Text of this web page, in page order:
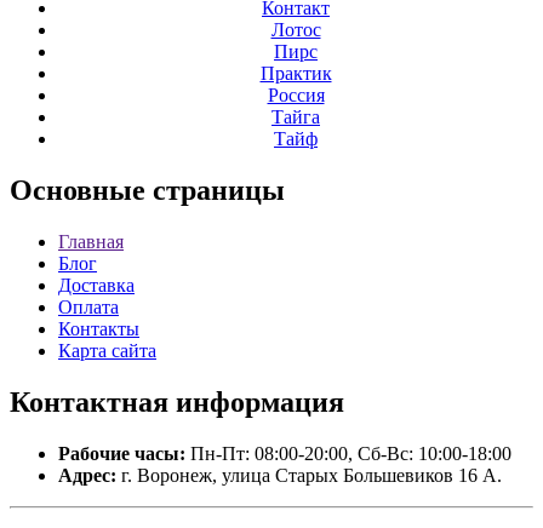
Контакт
Лотос
Пирс
Практик
Россия
Тайга
Тайф
Основные страницы
Главная
Блог
Доставка
Оплата
Контакты
Карта сайта
Контактная информация
Рабочие часы: Пн-Пт: 08:00-20:00, Сб-Вс: 10:00-18:00
Адрес: г. Воронеж, улица Старых Большевиков 16 А.